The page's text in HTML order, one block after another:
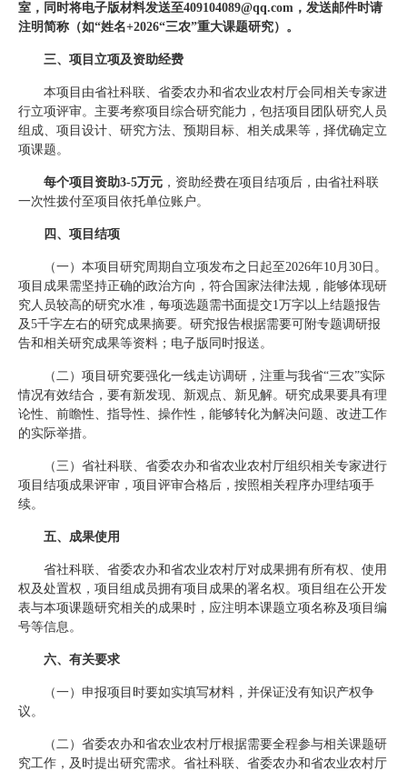
室，同时将电子版材料发送至409104089@qq.com，发送邮件时请
注明简称（如“姓名+2026“三农”重大课题研究）。
三、项目立项及资助经费
本项目由省社科联、省委农办和省农业农村厅会同相关专家进
行立项评审。主要考察项目综合研究能力，包括项目团队研究人员
组成、项目设计、研究方法、预期目标、相关成果等，择优确定立
项课题。
每个项目资助3-5万元 ，资助经费在项目结项后，由省社科联
一次性拨付至项目依托单位账户。
四、项目结项
（一）本项目研究周期自立项发布之日起至2026年10月30日。
项目成果需坚持正确的政治方向，符合国家法律法规，能够体现研
究人员较高的研究水准，每项选题需书面提交1万字以上结题报告
及5千字左右的研究成果摘要。研究报告根据需要可附专题调研报
告和相关研究成果等资料；电子版同时报送。
（二）项目研究要强化一线走访调研，注重与我省“三农”实际
情况有效结合，要有新发现、新观点、新见解。研究成果要具有理
论性、前瞻性、指导性、操作性，能够转化为解决问题、改进工作
的实际举措。
（三）省社科联、省委农办和省农业农村厅组织相关专家进行
项目结项成果评审，项目评审合格后，按照相关程序办理结项手
续。
五、成果使用
省社科联、省委农办和省农业农村厅对成果拥有所有权、使用
权及处置权，项目组成员拥有项目成果的署名权。项目组在公开发
表与本项课题研究相关的成果时，应注明本课题立项名称及项目编
号等信息。
六、有关要求
（一）申报项目时要如实填写材料，并保证没有知识产权争
议。
（二）省委农办和省农业农村厅根据需要全程参与相关课题研
究工作，及时提出研究需求。省社科联、省委农办和省农业农村厅